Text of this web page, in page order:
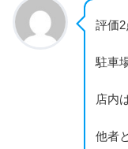
評価2
駐車
店内
他者